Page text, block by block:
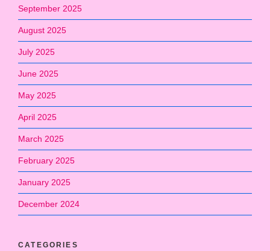
September 2025
August 2025
July 2025
June 2025
May 2025
April 2025
March 2025
February 2025
January 2025
December 2024
CATEGORIES